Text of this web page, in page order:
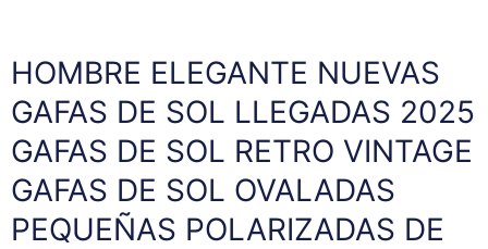
HOMBRE ELEGANTE NUEVAS
GAFAS DE SOL LLEGADAS 2025
GAFAS DE SOL RETRO VINTAGE
GAFAS DE SOL OVALADAS
PEQUEÑAS POLARIZADAS DE